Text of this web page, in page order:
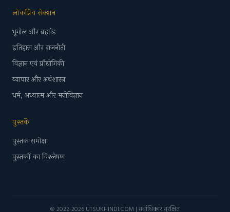
लोकप्रिय सेक्शन
भूगोल और ब्रह्मांड
इतिहास और राजनीती
विज्ञान एवं प्रौद्योगिकी
व्यापार और अर्थशास्त्र
धर्म, अध्यात्म और मनोविज्ञान
पुस्तकें
पुस्तक समीक्षा
पुस्तकों का विश्लेषण
© 2022-2026 UTSUKHINDI.COM | सर्वाधिकार सुरक्षित